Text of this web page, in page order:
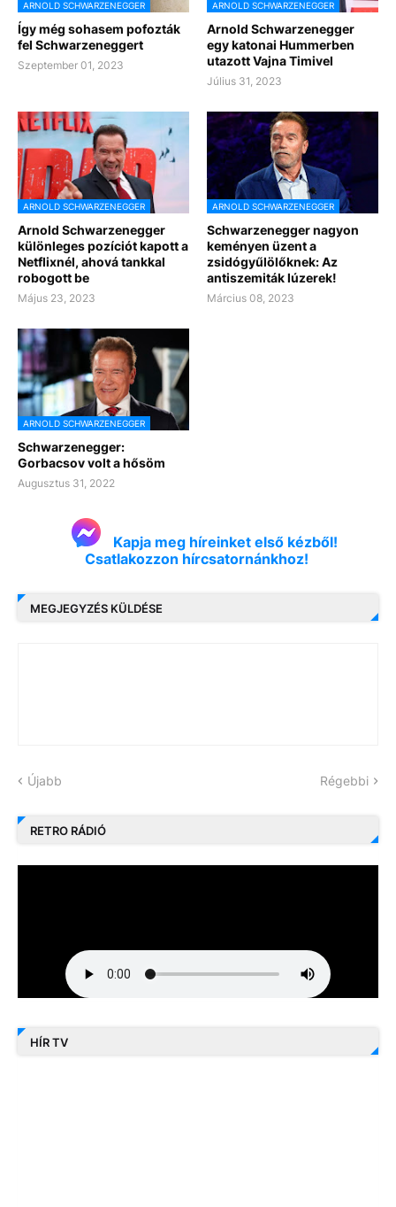
ARNOLD SCHWARZENEGGER
Így még sohasem pofozták
fel Schwarzeneggert
Szeptember 01, 2023
ARNOLD SCHWARZENEGGER
Arnold Schwarzenegger
egy katonai Hummerben
utazott Vajna Timivel
Július 31, 2023
ARNOLD SCHWARZENEGGER
Arnold Schwarzenegger
különleges pozíciót kapott a
Netflixnél, ahová tankkal
robogott be
Május 23, 2023
ARNOLD SCHWARZENEGGER
Schwarzenegger nagyon
keményen üzent a
zsidógyűlölőknek: Az
antiszemiták lúzerek!
Március 08, 2023
ARNOLD SCHWARZENEGGER
Schwarzenegger:
Gorbacsov volt a hősöm
Augusztus 31, 2022
Kapja meg híreinket első kézből!
Csatlakozzon hírcsatornánkhoz!
MEGJEGYZÉS KÜLDÉSE
Újabb Régebbi
RETRO RÁDIÓ
HÍR TV